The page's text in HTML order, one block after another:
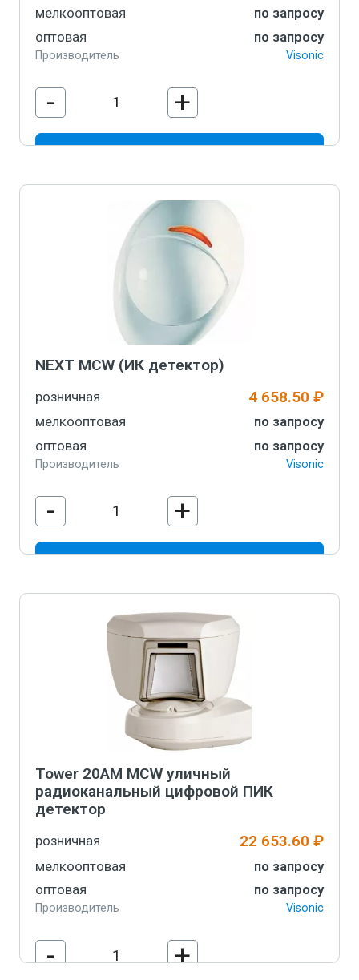
мелкооптовая
по запросу
оптовая
по запросу
Производитель Visonic
- +
NEXT MCW (ИК детектор)
розничная 4 658.50 ₽
мелкооптовая
по запросу
оптовая
по запросу
Производитель Visonic
- +
Tower 20AM MCW уличный
радиоканальный цифровой ПИК
детектор
розничная 22 653.60 ₽
мелкооптовая
по запросу
оптовая
по запросу
Производитель Visonic
- +